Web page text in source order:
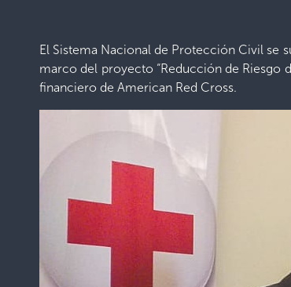
El Sistema Nacional de Protección Civil se
marco del proyecto “Reducción de Riesgo
financiero de American Red Cross.